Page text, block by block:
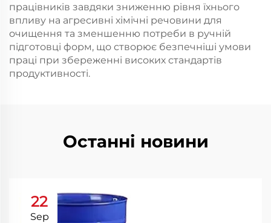
працівників завдяки зниженню рівня їхнього
впливу на агресивні хімічні речовини для
очищення та зменшенню потреби в ручній
підготовці форм, що створює безпечніші умови
праці при збереженні високих стандартів
продуктивності.
Останні новини
22
Sep